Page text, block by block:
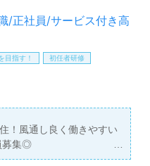
介、年収交渉など完全無
。＜非公開求人も取扱い
に転職活動！お問い合わ
/正社員/サービス付き高
目指す！ 初任者研修
！風通し良く働きやすい
募集◎
与2回】＊初任者研修以上